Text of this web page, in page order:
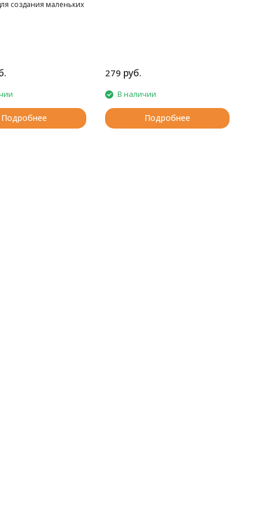
создания маленьких
14 мм
Подробнее
279 руб.
В наличии
Подробнее